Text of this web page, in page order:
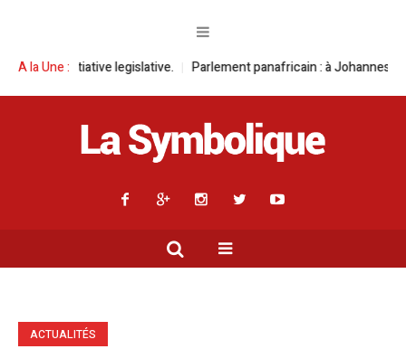
A la Une :
legislative. Parlement panafricain : à Johannesburg, Aimé Boji
ACTUALITÉS